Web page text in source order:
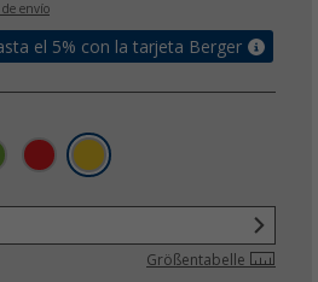
de envío
el 5% con la tarjeta Berger
Größentabelle